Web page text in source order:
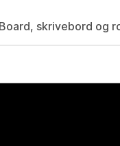
skrivebord og